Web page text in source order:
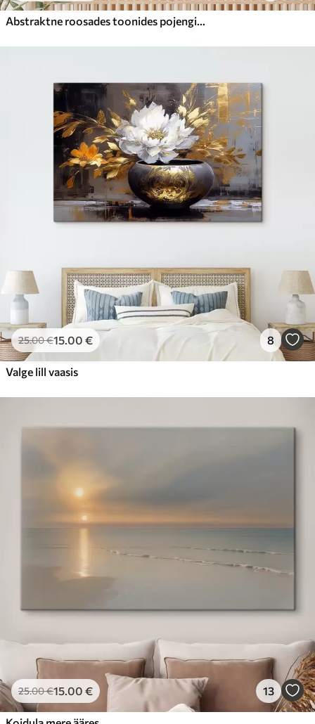
Abstraktne roosades toonides pojengide kimp
25.00€15.00 € 8
Valge lill vaasis
25.00€15.00 € 13